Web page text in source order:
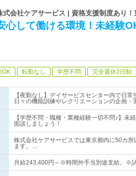
式会社ケアサービス | 資格支援制度あり！
心して働ける環境！未経験
OK 転勤なし 学歴不問 完全週休2日制
【夜勤なし】デイサービスセンター内で日
日々の機能訓練やレクリエーションの企画・
【学歴不問・職種・業種経験一切不問♪】
面談しましょう！
株式会社ケアサービスでは東京都内に50カ
ます。…
月給243,400円～※時間外手当別途支給。※